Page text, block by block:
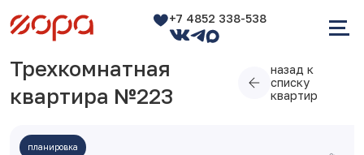
+7 4852 338-538
Трехкомнатная
квартира №223
назад к
списку
квартир
планировка